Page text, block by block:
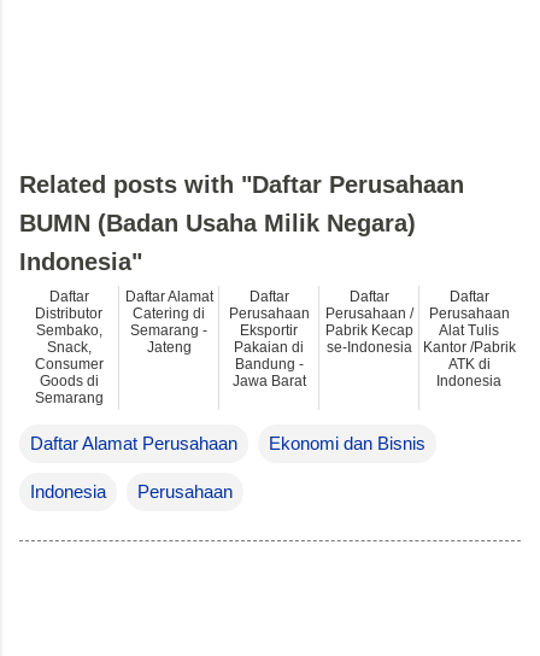
Daftar Alamat Perusahaan Ekonomi dan Bisnis
Indonesia Perusahaan
Related posts with "Daftar Perusahaan
BUMN (Badan Usaha Milik Negara)
Indonesia"
Daftar
Distributor
Sembako,
Snack,
Consumer
Goods di
Semarang
Daftar Alamat
Catering di
Semarang -
Jateng
Daftar
Perusahaan
Eksportir
Pakaian di
Bandung -
Jawa Barat
Daftar
Perusahaan /
Pabrik Kecap
se-Indonesia
Daftar
Perusahaan
Alat Tulis
Kantor /Pabrik
ATK di
Indonesia